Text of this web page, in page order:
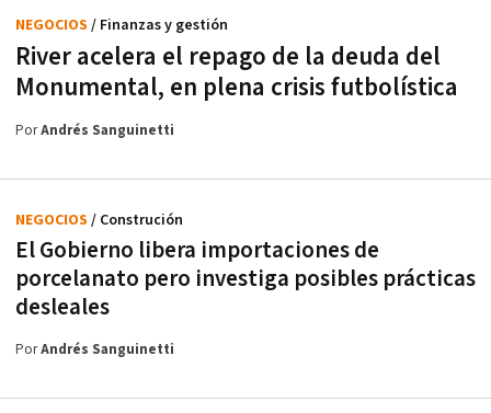
River acelera el repago de la deuda del
Monumental, en plena crisis futbolística
NEGOCIOS / Finanzas y gestión
PorAndrés Sanguinetti
El Gobierno libera importaciones de
porcelanato pero investiga posibles prácticas
desleales
NEGOCIOS / Construción
PorAndrés Sanguinetti